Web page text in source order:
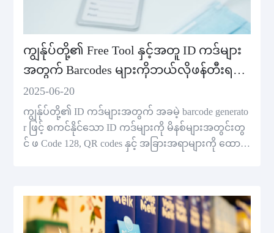
ကျွန်ုပ်တို့၏ Free Tool နှင့်အတူ ID ကဒ်များ
အတွက် Barcodes များကိုဘယ်လိုဖန်တီးရ
မည်
2025-06-20
ကျွန်ုပ်တို့၏ ID ကဒ်များအတွက် အခမဲ့ barcode generato
r ဖြင့် စကင်နိုင်သော ID ကဒ်များကို မိနစ်များအတွင်းတွ
င် ဖ Code 128, QR codes နှင့် အခြားအရာများကို ထော